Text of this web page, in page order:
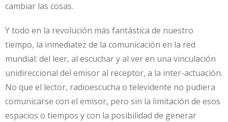
cambiar las cosas.
Y todo en la revolución más fantástica de nuestro
tiempo, la inmediatez de la comunicación en la red
mundial: del leer, al escuchar y al ver en una vinculación
unidireccional del emisor al receptor, a la inter-actuación.
No que el lector, radioescucha o televidente no pudiera
comunicarse con el emisor, pero sin la limitación de esos
espacios o tiempos y con la posibilidad de generar